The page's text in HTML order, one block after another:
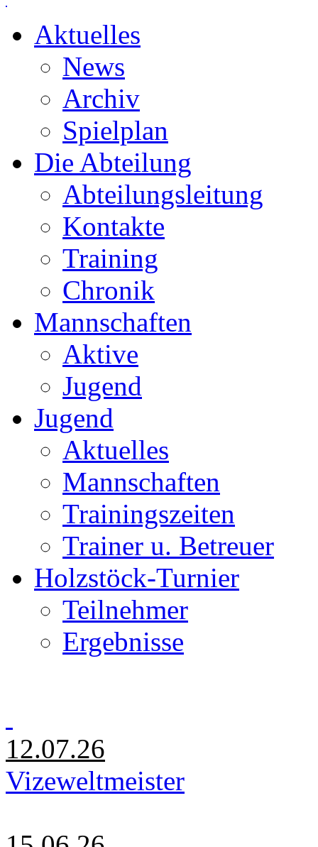
Aktuelles
News
Archiv
Spielplan
Die Abteilung
Abteilungsleitung
Kontakte
Training
Chronik
Mannschaften
Aktive
Jugend
Jugend
Aktuelles
Mannschaften
Trainingszeiten
Trainer u. Betreuer
Holzstöck-Turnier
Teilnehmer
Ergebnisse
12.07.26
Vizeweltmeister